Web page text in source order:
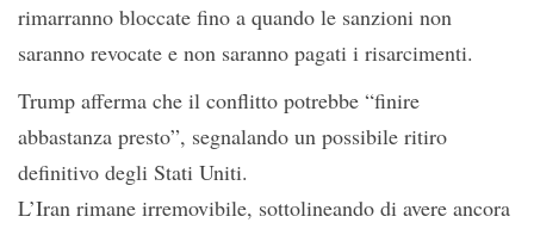
rimarranno bloccate fino a quando le sanzioni non
saranno revocate e non saranno pagati i risarcimenti.
Trump afferma che il conflitto potrebbe “finire
abbastanza presto”, segnalando un possibile ritiro
definitivo degli Stati Uniti.
L’Iran rimane irremovibile, sottolineando di avere ancora